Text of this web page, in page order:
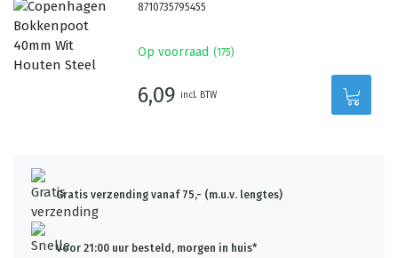
8710735795455
Op voorraad (175)
6,09 incl. BTW
Gratis verzending vanaf 75,- (m.u.v. lengtes)
Voor 21:00 uur besteld, morgen in huis*